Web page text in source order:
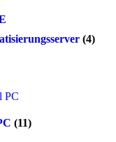
(4)
(11)